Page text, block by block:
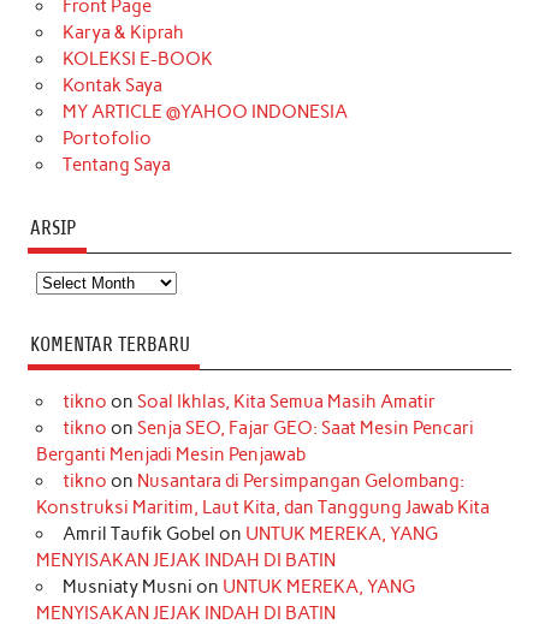
o
k
r
a
m
Front Page
Karya & Kiprah
KOLEKSI E-BOOK
Kontak Saya
MY ARTICLE @YAHOO INDONESIA
Portofolio
Tentang Saya
ARSIP
Arsip
KOMENTAR TERBARU
tikno on Soal Ikhlas, Kita Semua Masih Amatir
tikno on Senja SEO, Fajar GEO: Saat Mesin Pencari
Berganti Menjadi Mesin Penjawab
tikno on Nusantara di Persimpangan Gelombang:
Konstruksi Maritim, Laut Kita, dan Tanggung Jawab Kita
Amril Taufik Gobel on UNTUK MEREKA, YANG
MENYISAKAN JEJAK INDAH DI BATIN
Musniaty Musni on UNTUK MEREKA, YANG
MENYISAKAN JEJAK INDAH DI BATIN